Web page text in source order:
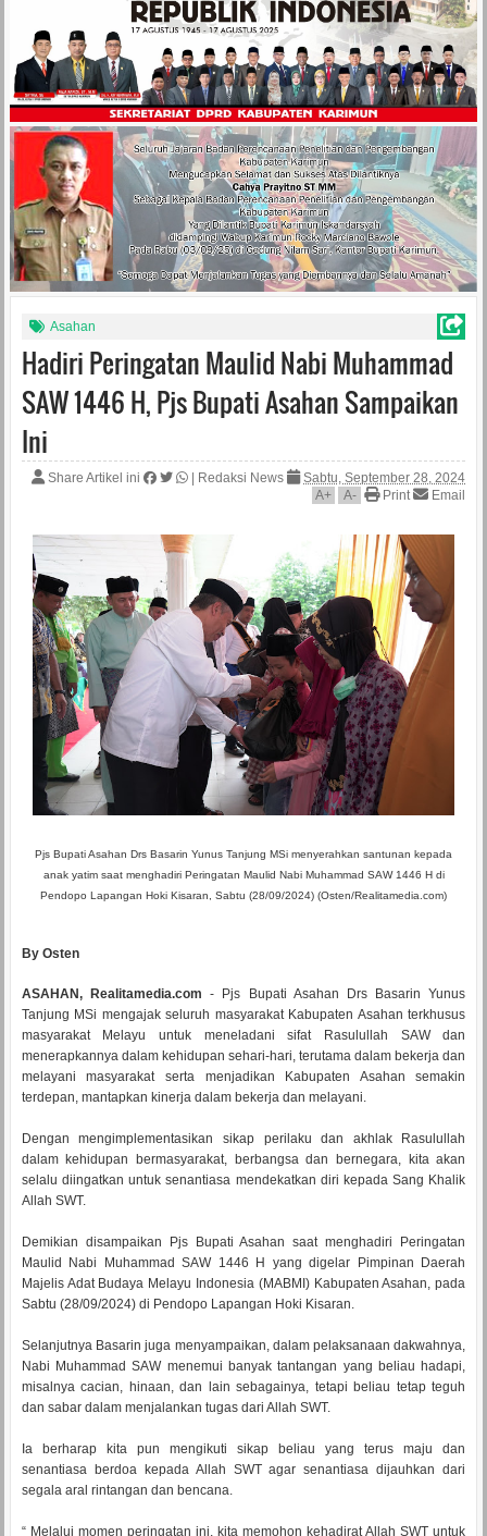
Asahan
Hadiri Peringatan Maulid Nabi Muhammad
SAW 1446 H, Pjs Bupati Asahan Sampaikan
Ini
Share Artikel ini Redaksi News
Sabtu, September 28, 2024
A+ A- Print Email
Pjs Bupati Asahan Drs Basarin Yunus Tanjung MSi menyerahkan santunan kepada
anak yatim saat menghadiri Peringatan Maulid Nabi Muhammad SAW 1446 H di
Pendopo Lapangan Hoki Kisaran, Sabtu (28/09/2024) (Osten/Realitamedia.com)
By Osten
ASAHAN, Realitamedia.com - Pjs Bupati Asahan Drs Basarin Yunus
Tanjung MSi mengajak seluruh masyarakat Kabupaten Asahan terkhusus
masyarakat Melayu untuk meneladani sifat Rasulullah SAW dan
menerapkannya dalam kehidupan sehari-hari, terutama dalam bekerja dan
melayani masyarakat serta menjadikan Kabupaten Asahan semakin
terdepan, mantapkan kinerja dalam bekerja dan melayani.
Dengan mengimplementasikan sikap perilaku dan akhlak Rasulullah
dalam kehidupan bermasyarakat, berbangsa dan bernegara, kita akan
selalu diingatkan untuk senantiasa mendekatkan diri kepada Sang Khalik
Allah SWT.
Demikian disampaikan Pjs Bupati Asahan saat menghadiri Peringatan
Maulid Nabi Muhammad SAW 1446 H yang digelar Pimpinan Daerah
Majelis Adat Budaya Melayu Indonesia (MABMI) Kabupaten Asahan, pada
Sabtu (28/09/2024) di Pendopo Lapangan Hoki Kisaran.
Selanjutnya Basarin juga menyampaikan, dalam pelaksanaan dakwahnya,
Nabi Muhammad SAW menemui banyak tantangan yang beliau hadapi,
misalnya cacian, hinaan, dan lain sebagainya, tetapi beliau tetap teguh
dan sabar dalam menjalankan tugas dari Allah SWT.
Ia berharap kita pun mengikuti sikap beliau yang terus maju dan
senantiasa berdoa kepada Allah SWT agar senantiasa dijauhkan dari
segala aral rintangan dan bencana.
“ Melalui momen peringatan ini, kita memohon kehadirat Allah SWT untuk